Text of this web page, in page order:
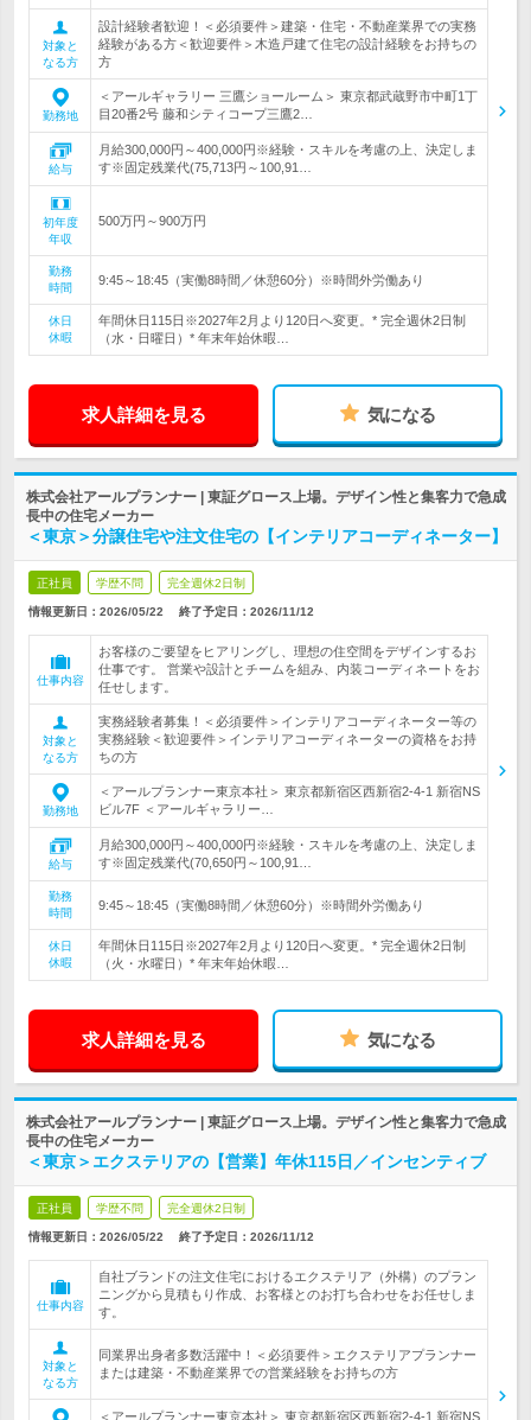
対象と
なる方
設計経験者歓迎！＜必須要件＞建築・住宅・不動産業界での実務
経験がある方＜歓迎要件＞木造戸建て住宅の設計経験をお持ちの
方
勤務地
＜アールギャラリー 三鷹ショールーム＞ 東京都武蔵野市中町1丁
目20番2号 藤和シティコープ三鷹2…
給与
月給300,000円～400,000円※経験・スキルを考慮の上、決定しま
す※固定残業代(75,713円～100,91…
初年度
年収
500万円～900万円
勤務
時間
9:45～18:45（実働8時間／休憩60分）※時間外労働あり
休日
休暇
年間休日115日※2027年2月より120日へ変更。* 完全週休2日制
（水・日曜日）* 年末年始休暇…
求人詳細を見る 気になる
株式会社アールプランナー | 東証グロース上場。デザイン性と集客力で急成
長中の住宅メーカー
＜東京＞分譲住宅や注文住宅の【インテリアコーディネーター】
正社員 学歴不問 完全週休2日制
情報更新日：2026/05/22 終了予定日： 2026/11/12
仕事内容
お客様のご要望をヒアリングし、理想の住空間をデザインするお
仕事です。 営業や設計とチームを組み、内装コーディネートをお
任せします。
対象と
なる方
実務経験者募集！＜必須要件＞インテリアコーディネーター等の
実務経験＜歓迎要件＞インテリアコーディネーターの資格をお持
ちの方
勤務地
＜アールプランナー東京本社＞ 東京都新宿区西新宿2-4-1 新宿NS
ビル7F ＜アールギャラリー…
給与
月給300,000円～400,000円※経験・スキルを考慮の上、決定しま
す※固定残業代(70,650円～100,91…
勤務
時間
9:45～18:45（実働8時間／休憩60分）※時間外労働あり
休日
休暇
年間休日115日※2027年2月より120日へ変更。* 完全週休2日制
（火・水曜日）* 年末年始休暇…
求人詳細を見る 気になる
株式会社アールプランナー | 東証グロース上場。デザイン性と集客力で急成
長中の住宅メーカー
＜東京＞エクステリアの【営業】年休115日／インセンティブ
正社員 学歴不問 完全週休2日制
情報更新日：2026/05/22 終了予定日： 2026/11/12
仕事内容
自社ブランドの注文住宅におけるエクステリア（外構）のプラン
ニングから見積もり作成、お客様とのお打ち合わせをお任せしま
す。
対象と
なる方
同業界出身者多数活躍中！＜必須要件＞エクステリアプランナー
または建築・不動産業界での営業経験をお持ちの方
＜アールプランナー東京本社＞ 東京都新宿区西新宿2-4-1 新宿NS